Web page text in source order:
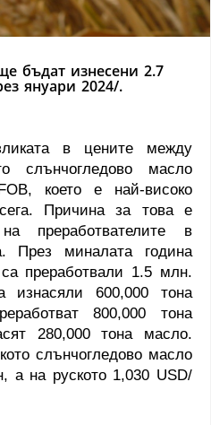
бъдат изнесени 2.7
януари 2024/.
в цените между
слънчогледово масло
, което е най-високо
Причина за това е
преработвателите в
През миналата година
преработвали 1.5 млн.
изнасяли 600,000 тона
800,000 тона
280,000 тона масло.
слънчогледово масло
а на руското 1,030 USD/